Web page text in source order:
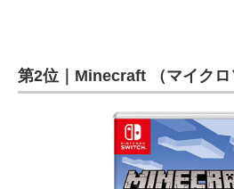
第2位｜Minecraft （マイクロ